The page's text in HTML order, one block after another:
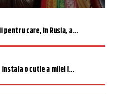
pentru care, în Rusia, a...
o cutie a milei î...